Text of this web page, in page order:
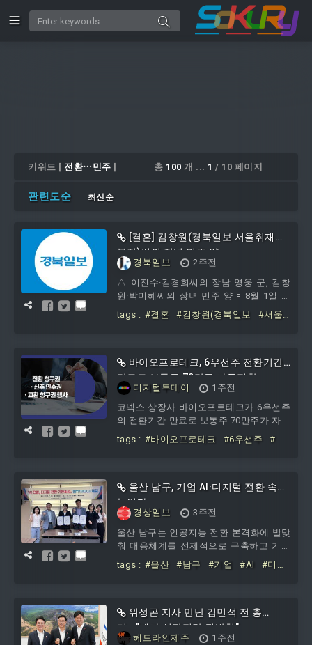
키워드 [ 전환⋯민주 ] 총 100 개 ... 1 / 10 페이지
관련도순 최신순
[결혼] 김창원(경북일보 서울취재본
부장)씨의 장녀 민주 양
경북일보
2주전
△ 이진수·김경희씨의 장남 영웅 군, 김창
원·박미혜씨의 장녀 민주 양 = 8월 1일 오
후 1시, 천주교대구대교구 주교좌계산대
성당, 연락처 010-3812-6634.
tags : #결혼 #김창원(경북일보
#서울
바이오프로테크, 6우선주 전환기간
만료로 보통주 70만주 자동전환
디지털투데이
1주전
코넥스 상장사 바이오프로테크가 6우선주
의 전환기간 만료로 보통주 70만주가 자동
일괄전환됐다고 30일 공시했다.전환된 주
식은 2018년 3월 26일 발행된 6우선주로
발행된다. 전환가액은 2000원이다.보통주
주식수는 전환 전 1632만5192주에서 70
만주가 증가해 전환 후 1702만5192주로
늘어난다. 6우선주는 전환 전 38만9430주
에서 전환 후 0주로 소멸한다.
tags : #바이오프로테크 #6우선주
#전
울산 남구, 기업 AI·디지털 전환 속도
높인다
경상일보
3주전
울산 남구는 인공지능 전환 본격화에 발맞
춰 대응체계를 선제적으로 구축하고 기업
친화적 네트워크를 확보하기 위해 울산정
보산업진흥원과 ‘AI 전환·디지털 전환 기반
협력 체계를 구축함으로써 남구 내 AI 기술
도입을 촉진하고 관내 기업의 경쟁력을 강
화할 수 있도록 현장 중심의 소통과 행정
tags : #울산 #남구 #기업 #AI
#디지
위성곤 지사 만난 김민석 전 총
리..."메가 성장전략 뒷받침"
헤드라인제주
1주전